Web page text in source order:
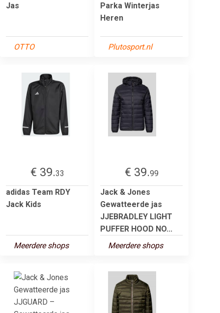
Jas
OTTO
Parka Winterjas
Heren
Plutosport.nl
€ 39.33
adidas Team RDY
Jack Kids
Meerdere shops
€ 39.99
Jack & Jones
Gewatteerde jas
JJEBRADLEY LIGHT
PUFFER HOOD NO...
Meerdere shops